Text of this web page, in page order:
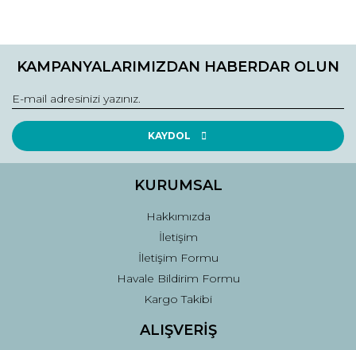
konularda yetersiz gördüğünüz noktaları öneri formunu
Görüş ve önerileriniz için teşekkür ederiz.
Ürün resmi kalitesiz, bozuk veya görüntülenemiyor.
Ürün açıklamasında eksik bilgiler bulunuyor.
Ürün fiyatı diğer sitelerden daha pahalı.
Gönder
KAMPANYALARIMIZDAN HABERDAR OLUN
KAYDOL
KURUMSAL
Hakkımızda
İletişim
İletişim Formu
Havale Bildirim Formu
Kargo Takibi
ALIŞVERİŞ